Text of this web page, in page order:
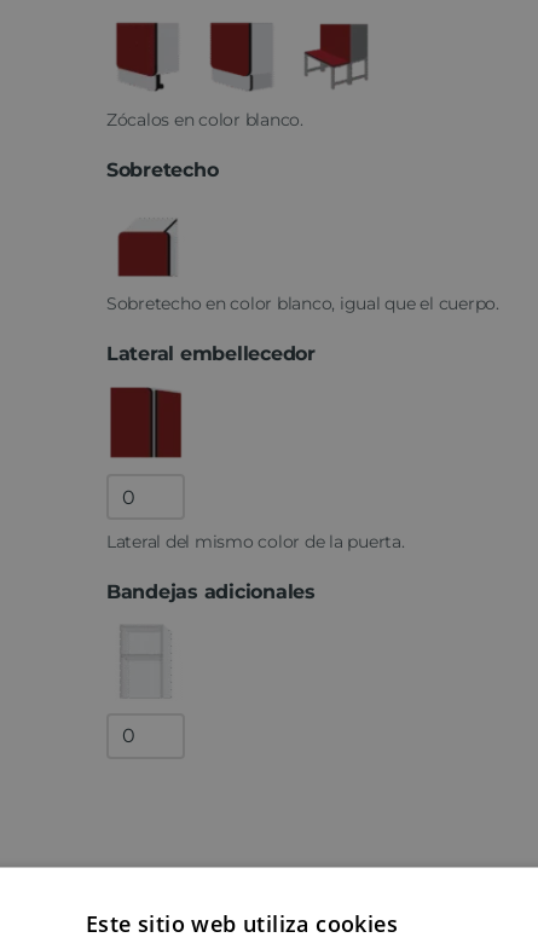
Zócalos en color blanco.
Sobretecho
Sobretecho en color blanco, igual que el cuerpo.
Lateral embellecedor
Lateral
fenólico
Lateral del mismo color de la puerta.
Bandejas adicionales
Bandejas
Este sitio web utiliza cookies